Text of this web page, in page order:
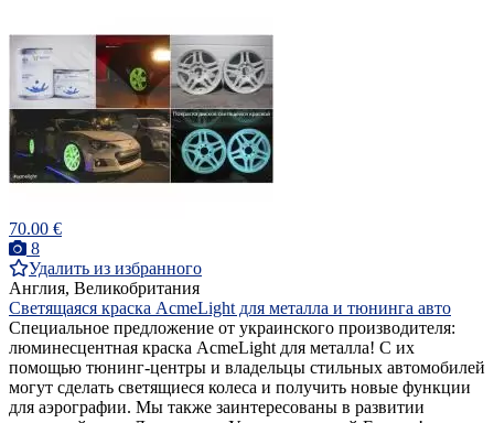
70.00 €
8
Удалить из избранного
Англия, Великобритания
Светящаяся краска AcmeLight для металла и тюнинга авто
Специальное предложение от украинского производителя:
люминесцентная краска AcmeLight для металла! С их
помощью тюнинг-центры и владельцы стильных автомобилей
могут сделать светящиеся колеса и получить новые функции
для аэрографии. Мы также заинтересованы в развитии